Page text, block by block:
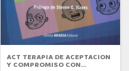
ACT TERAPIA DE ACEPTACION
Y COMPROMISO CON